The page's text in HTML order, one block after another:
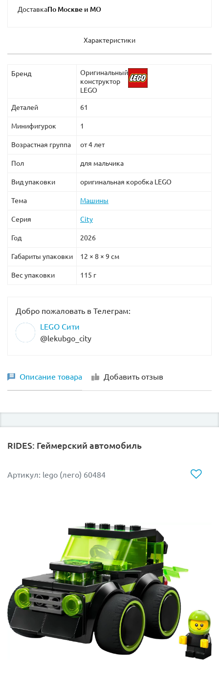
Доставка
Характеристики
Бренд
Оригинальный
конструктор
LEGO
Деталей 61
Минифигурок 1
Возрастная группа от 4 лет
Пол для мальчика
Вид упаковки оригинальная коробка LEGO
Тема Машины
Серия City
Год 2026
Габариты упаковки 12 × 8 × 9 см
Вес упаковки 115 г
Добро пожаловать в Телеграм:
LEGO Сити
@lekubgo_city
Описание товара Добавить отзыв
RIDES: Геймерский автомобиль
Артикул: lego (лего) 60484